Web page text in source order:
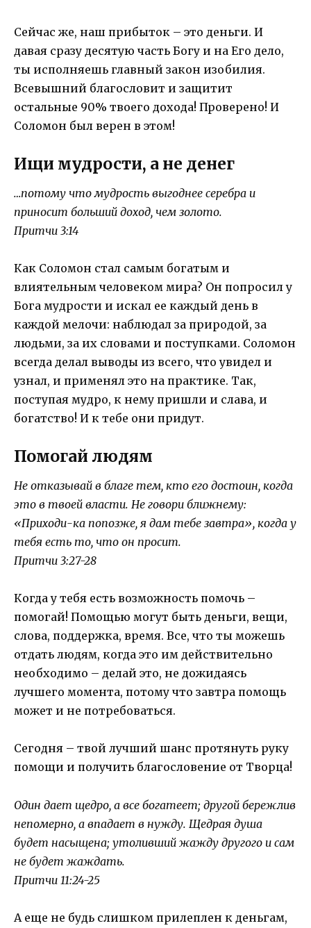
Сейчас же, наш прибыток – это деньги. И
давая сразу десятую часть Богу и на Его дело,
ты исполняешь главный закон изобилия.
Всевышний благословит и защитит
остальные 90% твоего дохода! Проверено! И
Соломон был верен в этом!
Ищи мудрости, а не денег
…потому что мудрость выгоднее серебра и
приносит больший доход, чем золото.
Притчи 3:14
Как Соломон стал самым богатым и
влиятельным человеком мира? Он попросил у
Бога мудрости и искал ее каждый день в
каждой мелочи: наблюдал за природой, за
людьми, за их словами и поступками. Соломон
всегда делал выводы из всего, что увидел и
узнал, и применял это на практике. Так,
поступая мудро, к нему пришли и слава, и
богатство! И к тебе они придут.
Помогай людям
Не отказывай в благе тем, кто его достоин, когда
это в твоей власти. Не говори ближнему:
«Приходи-ка попозже, я дам тебе завтра», когда у
тебя есть то, что он просит.
Притчи 3:27-28
Когда у тебя есть возможность помочь –
помогай! Помощью могут быть деньги, вещи,
слова, поддержка, время. Все, что ты можешь
отдать людям, когда это им действительно
необходимо – делай это, не дожидаясь
лучшего момента, потому что завтра помощь
может и не потребоваться.
Сегодня – твой лучший шанс протянуть руку
помощи и получить благословение от Творца!
Один дает щедро, а все богатеет; другой бережлив
непомерно, а впадает в нужду. Щедрая душа
будет насыщена; утоливший жажду другого и сам
не будет жаждать.
Притчи 11:24-25
А еще не будь слишком прилеплен к деньгам,